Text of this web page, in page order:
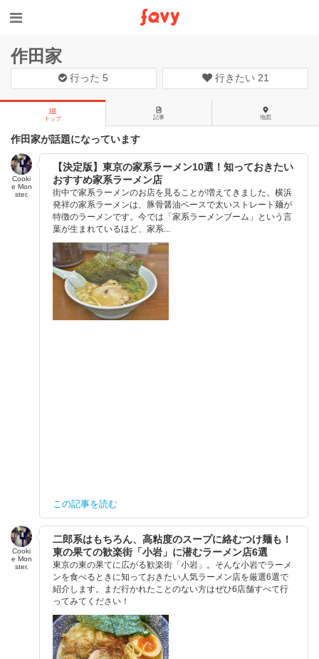
作田家
行った 5 行きたい 21
トップ 記事 地図
作田家が話題になっています
Cooki
e Mon
ster.
【決定版】東京の家系ラーメン10選！知っておきたい
おすすめ家系ラーメン店
街中で家系ラーメンのお店を見ることが増えてきました。横浜
発祥の家系ラーメンは、豚骨醤油ベースで太いストレート麺が
特徴のラーメンです。今では「家系ラーメンブーム」という言
葉が生まれているほど、家系...
この記事を読む
Cooki
e Mon
ster.
二郎系はもちろん、高粘度のスープに絡むつけ麺も！
東の果ての歓楽街「小岩」に潜むラーメン店6選
東京の東の果てに広がる歓楽街「小岩」。そんな小岩でラーメ
ンを食べるときに知っておきたい人気ラーメン店を厳選6選で
紹介します。まだ行かれたことのない方はぜひ6店舗すべて行
ってみてください！